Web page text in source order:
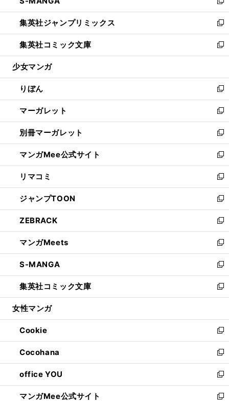
開
く
ウ
で
開
く
ィ
ン
ド
ウ
で
開
い
ウ
ィ
ン
ド
ウ
開
く
新
し
い
ウ
ィ
ン
ウ
で
開
く
集英社ジャンプリミックス
新
し
い
ウ
ン
ド
ウ
で
開
く
集英社コミック文庫
新
し
ウ
ィ
ン
ド
ウ
で
開
く
少女マンガ
りぼん
新
し
い
ウ
ィ
ン
ド
ウ
で
開
く
マーガレット
新
し
い
ウ
ィ
ン
ド
ウ
で
開
く
別冊マーガレット
新
し
い
ウ
ィ
ン
ド
ウ
で
開
く
マンガMee公式サイト
新
し
い
ウ
ィ
ン
ド
ウ
で
開
く
リマコミ
新
し
い
ウ
ィ
ン
ド
ウ
で
開
く
ジャンプTOON
新
し
い
ウ
ィ
ン
ド
ウ
で
開
ZEBRACK
新
し
い
ウ
ィ
ン
ド
ウ
開
く
マンガMeets
新
し
い
ウ
ィ
ン
ウ
で
開
く
S-MANGA
新
し
い
ウ
ン
ド
ウ
で
開
く
集英社コミック文庫
新
し
ウ
ィ
ン
ド
ウ
で
開
く
女性マンガ
Cookie
新
し
い
ウ
ィ
ン
ド
Cocohana
新
し
い
ウ
ィ
office YOU
新
し
い
マンガMee公式サイト
新